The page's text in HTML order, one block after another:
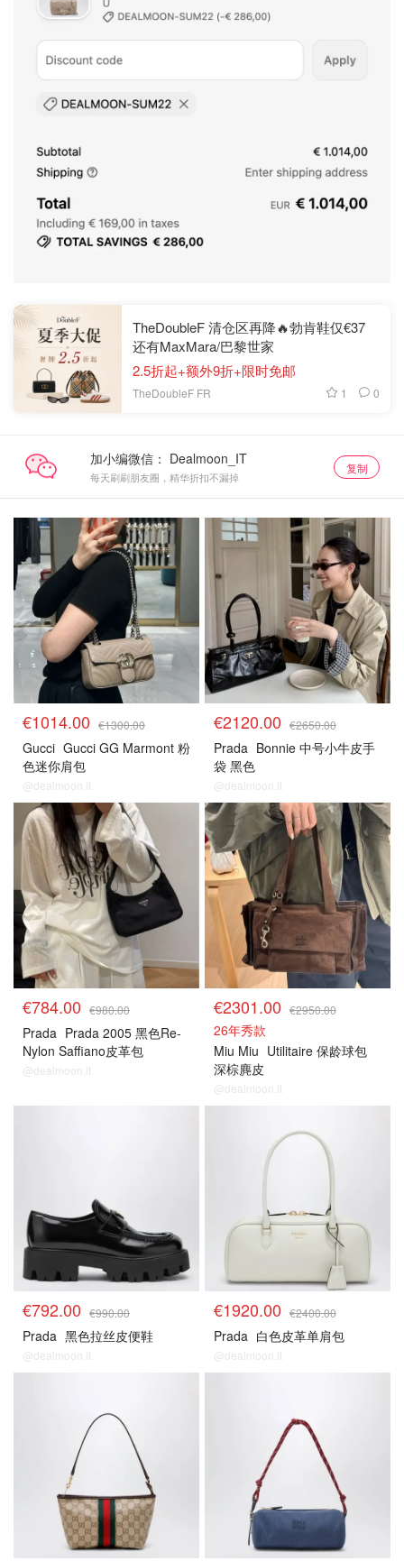
TheDoubleF 清仓区再降🔥勃肯鞋仅€37
还有MaxMara/巴黎世家
2.5折起+额外9折+限时免邮
TheDoubleF FR 1 0
加小编微信：
每天刷刷朋友圈，精华折扣不漏掉
复制
€1014.00 €1300.00
Gucci Gucci GG Marmont 粉
色迷你肩包
@dealmoon.it
€2120.00 €2650.00
Prada Bonnie 中号小牛皮手
袋 黑色
@dealmoon.it
€784.00 €980.00
Prada Prada 2005 黑色Re-
Nylon Saffiano皮革包
@dealmoon.it
€2301.00 €2950.00
26年秀款
Miu Miu Utilitaire 保龄球包
深棕麂皮
@dealmoon.it
€792.00 €990.00
Prada 黑色拉丝皮便鞋
@dealmoon.it
€1920.00 €2400.00
Prada 白色皮革单肩包
@dealmoon.it